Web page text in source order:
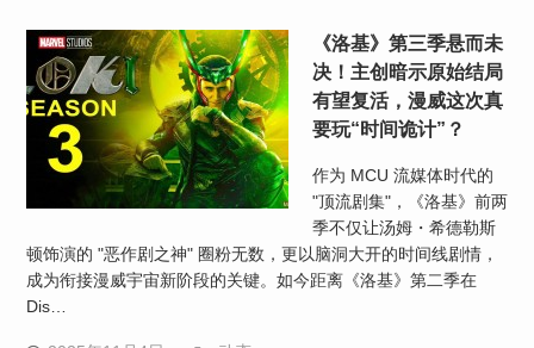
《洛基》第三季悬而未
决！主创暗示原始结局
有望复活，漫威这次真
要玩“时间诡计”？
作为 MCU 流媒体时代的
"顶流剧集"，《洛基》前两
季不仅让汤姆・希德勒斯
顿饰演的 "恶作剧之神" 圈粉无数，更以脑洞大开的时间线剧情，
成为衔接漫威宇宙新阶段的关键。如今距离《洛基》第二季在
Dis…